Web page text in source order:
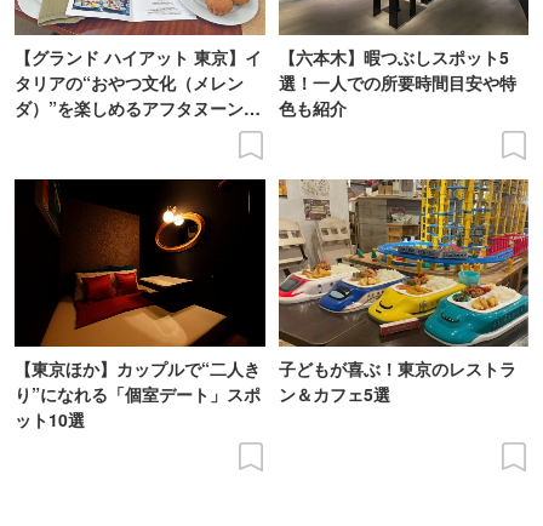
【グランド ハイアット 東京】イ
タリアの“おやつ文化（メレン
ダ）”を楽しめるアフタヌーンテ
【六本木】暇つぶしスポット5
選！一人での所要時間目安や特
色も紹介
【東京ほか】カップルで“二人き
り”になれる「個室デート」スポ
ット10選
子どもが喜ぶ！東京のレストラ
ン＆カフェ5選